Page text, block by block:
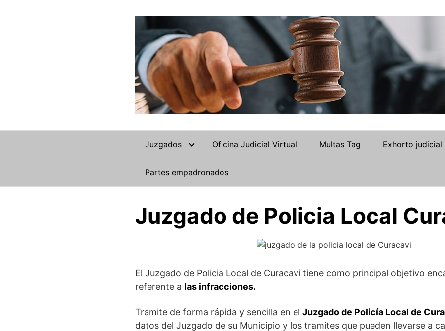
Juzgados Oficina Judicial Virtual Multas Tag Exhorto judicial
Partes empadronados
Juzgado de Policia Local
El Juzgado de Policia Local de Curacavi tiene como principal objetivo
referente a las infracciones.
Tramite de forma rápida y sencilla en el Juzgado de Policía Local de
datos del Juzgado de su Municipio y los tramites que pueden llevarse a